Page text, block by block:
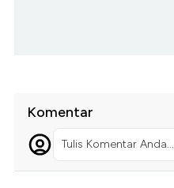
Komentar
Tulis Komentar Anda...